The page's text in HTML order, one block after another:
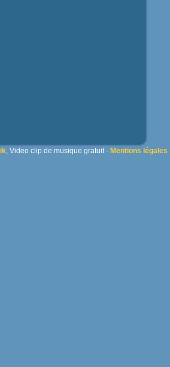
, Video clip de musique gratuit - Mentions légales